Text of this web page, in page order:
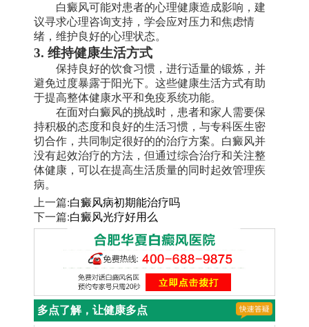
白癜风可能对患者的心理健康造成影响，建
议寻求心理咨询支持，学会应对压力和焦虑情
绪，维护良好的心理状态。
3. 维持健康生活方式
保持良好的饮食习惯，进行适量的锻炼，并
避免过度暴露于阳光下。这些健康生活方式有助
于提高整体健康水平和免疫系统功能。
在面对白癜风的挑战时，患者和家人需要保
持积极的态度和良好的生活习惯，与专科医生密
切合作，共同制定很好的的治疗方案。白癜风并
没有起效治疗的方法，但通过综合治疗和关注整
体健康，可以在提高生活质量的同时起效管理疾
病。
上一篇:白癜风病初期能治疗吗
下一篇:白癜风光疗好用么
多点了解，让健康多点